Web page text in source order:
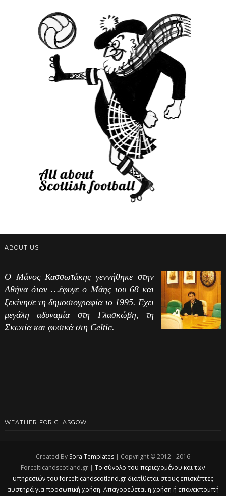
ABOUT US
Ο Μάνος Κασσωτάκης γεννήθηκε στην
Αθήνα όταν …έφυγε ο Μάης του 68 και
ξεκίνησε τη δημοσιογραφία το 1995. Εχει
μεγάλη αδυναμία στη Γλασκώβη, τη
Σκωτία και φυσικά στη Celtic.
WEATHER FOR GLASGOW
Created By Sora Templates| Copyright © 2012 - 2016
Forcelticandscotland.gr |Το σύνολο του περιεχομένου και των
υπηρεσιών του forcelticandscotland.gr διατίθεται στους επισκέπτες
αυστηρά για προσωπική χρήση. Απαγορεύεται η χρήση ή επανεκπομπή